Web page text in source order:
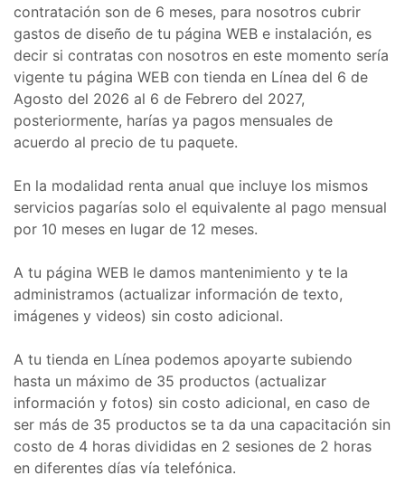
contratación son de 6 meses, para nosotros cubrir
gastos de diseño de tu página WEB e instalación, es
decir si contratas con nosotros en este momento sería
vigente tu página WEB con tienda en Línea del 6 de
Agosto del 2026 al 6 de Febrero del 2027,
posteriormente, harías ya pagos mensuales de
acuerdo al precio de tu paquete.
En la modalidad renta anual que incluye los mismos
servicios pagarías solo el equivalente al pago mensual
por 10 meses en lugar de 12 meses.
A tu página WEB le damos mantenimiento y te la
administramos (actualizar información de texto,
imágenes y videos) sin costo adicional.
A tu tienda en Línea podemos apoyarte subiendo
hasta un máximo de 35 productos (actualizar
información y fotos) sin costo adicional, en caso de
ser más de 35 productos se ta da una capacitación sin
costo de 4 horas divididas en 2 sesiones de 2 horas
en diferentes días vía telefónica.